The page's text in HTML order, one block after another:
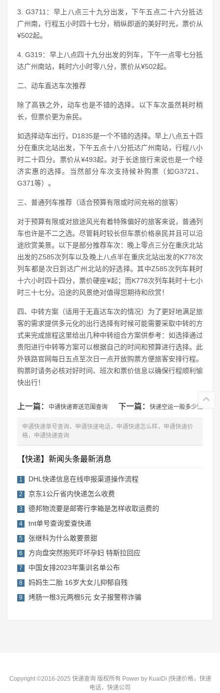
3. G3711：早上八点三十九分出发，下午五点二十六分抵达
广州南，行程五小时四十七分，稍纵即逝的美好时光，票价从
¥502起。
4. G319：早上八点四十九分出发的列车，下午一点零七分抵
达广州南站，耗时六小时零八分，票价从¥502起。
二、动车直达车次推荐
除了高铁之外，动车也是不错的选择。以下车次虽然耗时稍
长，但票价更为亲民。
如选择动车出行，D1835是一个不错的选择。早上八点五十四
分在重庆北站出发，下午五点十八分抵达广州南站，行程八小
时二十四分。票价从¥493起。对于长途旅行来说也是一个经
济实惠的选择。当然部分车次支持候补购票（如G3721、
G371等）。
三、普通列车推荐（适合预算有限或时间充裕的旅客）
对于预算有限或对旅途风光有着特殊偏好的旅客来说，普通列
车也许是不二之选。尽管耗时较长但车票价格亲民并且可以沿
途欣赏美景。以下是部分推荐车次：晚上零点三分在重庆北站
出发的Z585次列车以及晚上八点半在重庆北站出发的K778次
列车都是次日到达广州北站的好选择。其中Z585次列车耗时
十六小时四十四分，票价硬座¥起；而K778次列车耗时十七小
时三十七分。沿途的风景绝对值得您期待和欣赏！
四、中转方案（适用于无直达车次的情况）为了更好地满足旅
客的需求提供多元化的出行选择有时候可能需要采取中转的方
式来完成旅程这里给出几种中转组合方案供参考：如选择通过
贵阳进行中转等方案可以根据自己的时间和预算进行选择。此
外铁路官网每日五点至次日一点开放购票方便旅客安排行程。
购票时请务必核对好时间、班次和票价信息以确保行程顺利愉
快出行！
上一篇： 中通快递寄送范围查询 下一篇： 快递空运一般多少钱
申通快递单号查询，申通快递电话，申通快递怎么样，申通快递价
格，申通快递查询
【快递】新闻头条最新消息
1 DHL快递信息在线申报渠道操作流程
2 京东1公斤省内快递怎么收费
3 德邦物流要是邮寄行李箱是怎样收取运费的
4 tnt单号查询爱查快递
5 张继科为什么敢要景甜
6 方向盘突然抱死吓坏孕妇 特斯拉回应
7 中国女排2023年集训名单公布
8 妈妈生二胎 16岁大女儿抑郁自残
9 烤肠一根3元两根5元 女子报警称诈骗
Copyright ©2016-2025 快递查询 版权所有 Power by KuaiDi |快递价格，快递
电话，快递公司